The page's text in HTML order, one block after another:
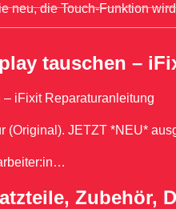
neu, die Touch-Funktion
tauschen –
iFixit Reparaturanleitung
(Original). JETZT *NEU*
Zubehör,